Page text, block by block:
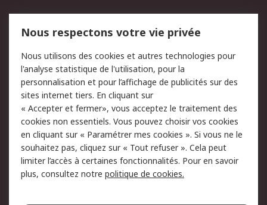
du site
Politique de protection
des données - Mise à
jour
Sécurité des E-mails
Conditions générales
de vente
Politique anti-
corruption
Campagnes marketing
A propos de RS
Nous respectons votre vie privée
Nous utilisons des cookies et autres technologies pour
l'analyse statistique de l'utilisation, pour la
personnalisation et pour l’affichage de publicités sur des
sites internet tiers. En cliquant sur
« Accepter et fermer», vous acceptez le traitement des
cookies non essentiels. Vous pouvez choisir vos cookies
en cliquant sur « Paramétrer mes cookies ». Si vous ne le
souhaitez pas, cliquez sur « Tout refuser ». Cela peut
limiter l’accès à certaines fonctionnalités. Pour en savoir
plus, consultez notre politique de cookies.